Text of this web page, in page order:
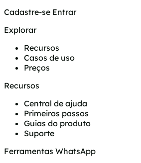
Cadastre-se Entrar
Explorar
Recursos
Casos de uso
Preços
Recursos
Central de ajuda
Primeiros passos
Guias do produto
Suporte
Ferramentas WhatsApp